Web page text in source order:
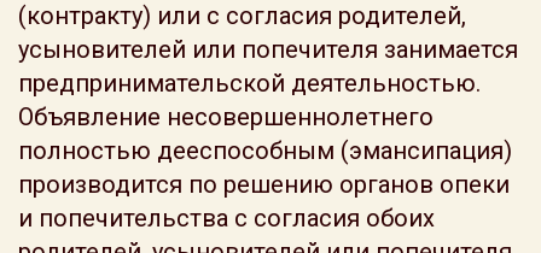
(контракту) или с согласия родителей,
усыновителей или попечителя занимается
предпринимательской деятельностью.
Объявление несовершеннолетнего
полностью дееспособным (эмансипация)
производится по решению органов опеки
и попечительства с согласия обоих